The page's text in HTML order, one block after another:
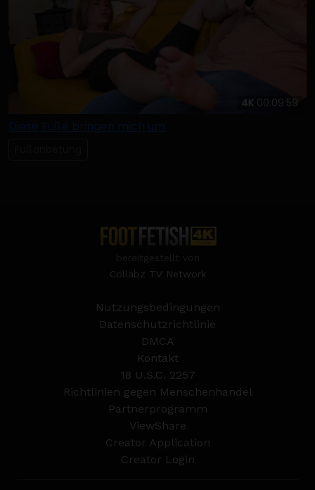
4K 00:09:59
Diese Füße bringen mich um
Collabz TV Network
Nutzungsbedingungen
Datenschutzrichtlinie
DMCA
Kontakt
18 U.S.C. 2257
Richtlinien gegen Menschenhandel
Partnerprogramm
ViewShare
Creator Application
Creator Login